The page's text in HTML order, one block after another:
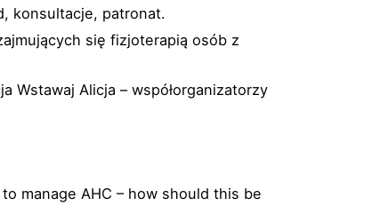
konsultacje, patronat.
się fizjoterapią osób z
Wstawaj Alicja – współorganizatorzy
manage AHC – how should this be